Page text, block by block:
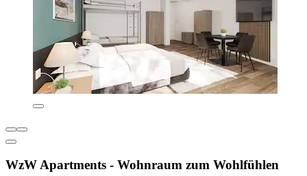
WzW Apartments - Wohnraum zum Wohlfühlen